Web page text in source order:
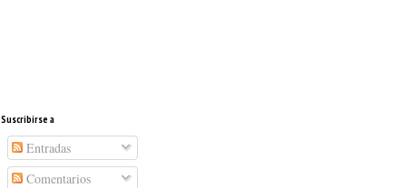
Suscribirse a
Entradas
Comentarios